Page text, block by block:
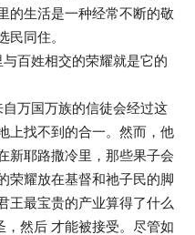
的生活是一种经常不断的敬
民同住。
百姓相交的荣耀就是它的
万国万族的信徒会经过这
上找不到的合一。然而，他
新耶路撒冷里，那些果子会
荣耀放在基督和祂子民的脚
王最宝贵的产业算得了什么
然后 才能被接受。尽管如